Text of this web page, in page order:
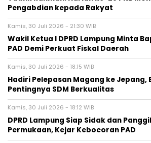
Pengabdian kepada Rakyat
Kamis, 30 Juli 2026 - 21:30 WIB
Wakil Ketua l DPRD Lampung Minta
PAD Demi Perkuat Fiskal Daerah
Kamis, 30 Juli 2026 - 18:15 WIB
Hadiri Pelepasan Magang ke Jepang,
Pentingnya SDM Berkualitas
Kamis, 30 Juli 2026 - 18:12 WIB
DPRD Lampung Siap Sidak dan
Permukaan, Kejar Kebocoran PAD